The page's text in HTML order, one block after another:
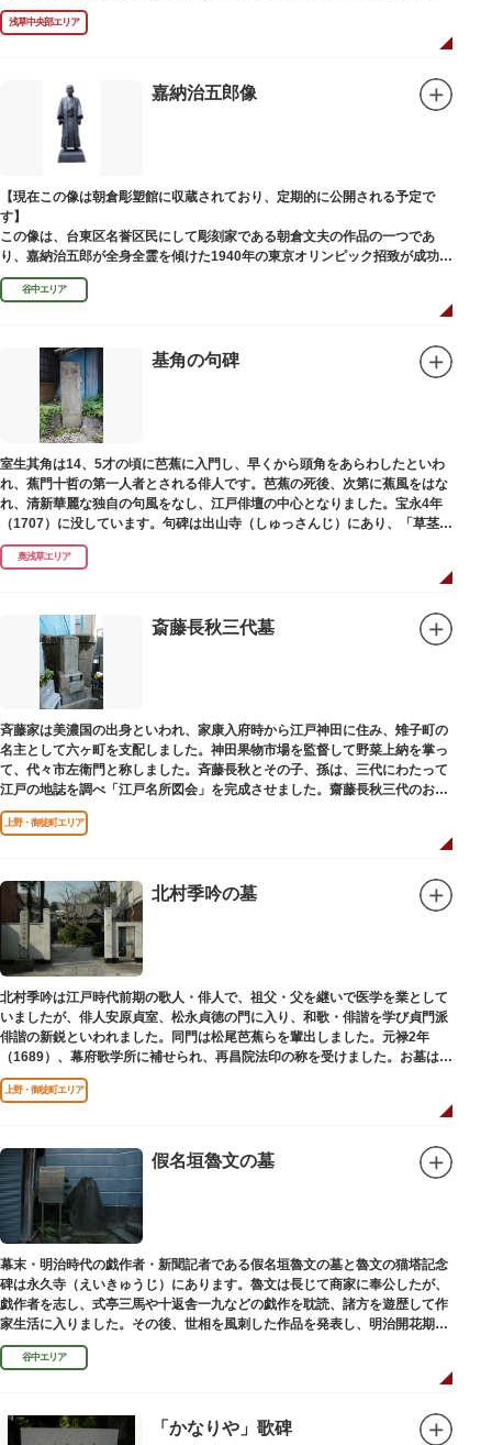
われています。 お墓は清光寺（せいこうじ）境内にあります。
浅草中央部エリア
嘉納治五郎像
【現在この像は朝倉彫塑館に収蔵されており、定期的に公開される予定で
す】
この像は、台東区名誉区民にして彫刻家である朝倉文夫の作品の一つであ
り、嘉納治五郎が全身全霊を傾けた1940年の東京オリンピック招致が成功
（のちに返上）した、1936年に制作されました。
朝倉文夫は、1907～1910年ころに嘉納と知り合ったと推察されます。その
後も縁があり、嘉納の人柄や骨格などを熟知していた朝倉は、嘉納の海外出
ポーズは、嘉納の柔道家としての「不動の姿勢」を意識したと思われます。
谷中エリア
基角の句碑
室生其角は14、5才の頃に芭蕉に入門し、早くから頭角をあらわしたといわ
れ、蕉門十哲の第一人者とされる俳人です。芭蕉の死後、次第に蕉風をはな
れ、清新華麗な独自の句風をなし、江戸俳壇の中心となりました。宝永4年
（1707）に没しています。句碑は出山寺（しゅっさんじ）にあり、「草茎を
つつむ葉もなき 雲間哉」と刻まれています。
奥浅草エリア
斎藤長秋三代墓
斉藤家は美濃国の出身といわれ、家康入府時から江戸神田に住み、雉子町の
名主として六ヶ町を支配しました。神田果物市場を監督して野菜上納を掌っ
て、代々市左衛門と称しました。斉藤長秋とその子、孫は、三代にわたって
江戸の地誌を調べ「江戸名所図会」を完成させました。齋藤長秋三代のお墓
は法善寺（ほうぜんじ）にあります。
上野・御徒町エリア
北村季吟の墓
北村季吟は江戸時代前期の歌人・俳人で、祖父・父を継いで医学を業として
いましたが、俳人安原貞室、松永貞徳の門に入り、和歌・俳諧を学び貞門派
俳諧の新鋭といわれました。同門は松尾芭蕉らを輩出しました。元禄2年
（1689）、幕府歌学所に補せられ、再昌院法印の称を受けました。お墓は正
慶寺（しょうけいじ）にあります。
上野・御徒町エリア
假名垣魯文の墓
幕末・明治時代の戯作者・新聞記者である假名垣魯文の墓と魯文の猫塔記念
碑は永久寺（えいきゅうじ）にあります。魯文は長じて商家に奉公したが、
戯作者を志し、式亭三馬や十返舎一九などの戯作を耽読、諸方を遊歴して作
家生活に入りました。その後、世相を風刺した作品を発表し、明治開花期の
花形作家となりました。墓石には、聖観音を線刻した板碑がはめ込まれてい
ます。谷中エリア
「かなりや」歌碑